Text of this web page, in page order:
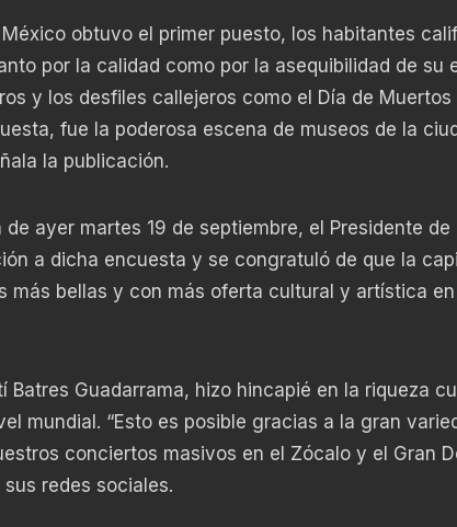
obtuvo el primer puesto, los habitantes
por la calidad como por la asequibilidad de su
y los desfiles callejeros como el Día de Muertos
fue la poderosa escena de museos de la
la publicación.
ayer martes 19 de septiembre, el Presidente de
a dicha encuesta y se congratuló de que la
más bellas y con más oferta cultural y artística
Guadarrama, hizo hincapié en la riqueza
mundial. “Esto es posible gracias a la gran
conciertos masivos en el Zócalo y el Gran
redes sociales.